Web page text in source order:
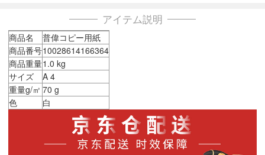
アイテム説明
商品名
普偉コピー用紙
商品番号10028614166364
商品重量1.0 kg
サイズ
A 4
重量g/㎡ 70 g
色
白